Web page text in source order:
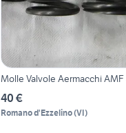
Molle Valvole Aermacchi AMF
40 €
Romano d'Ezzelino(VI)